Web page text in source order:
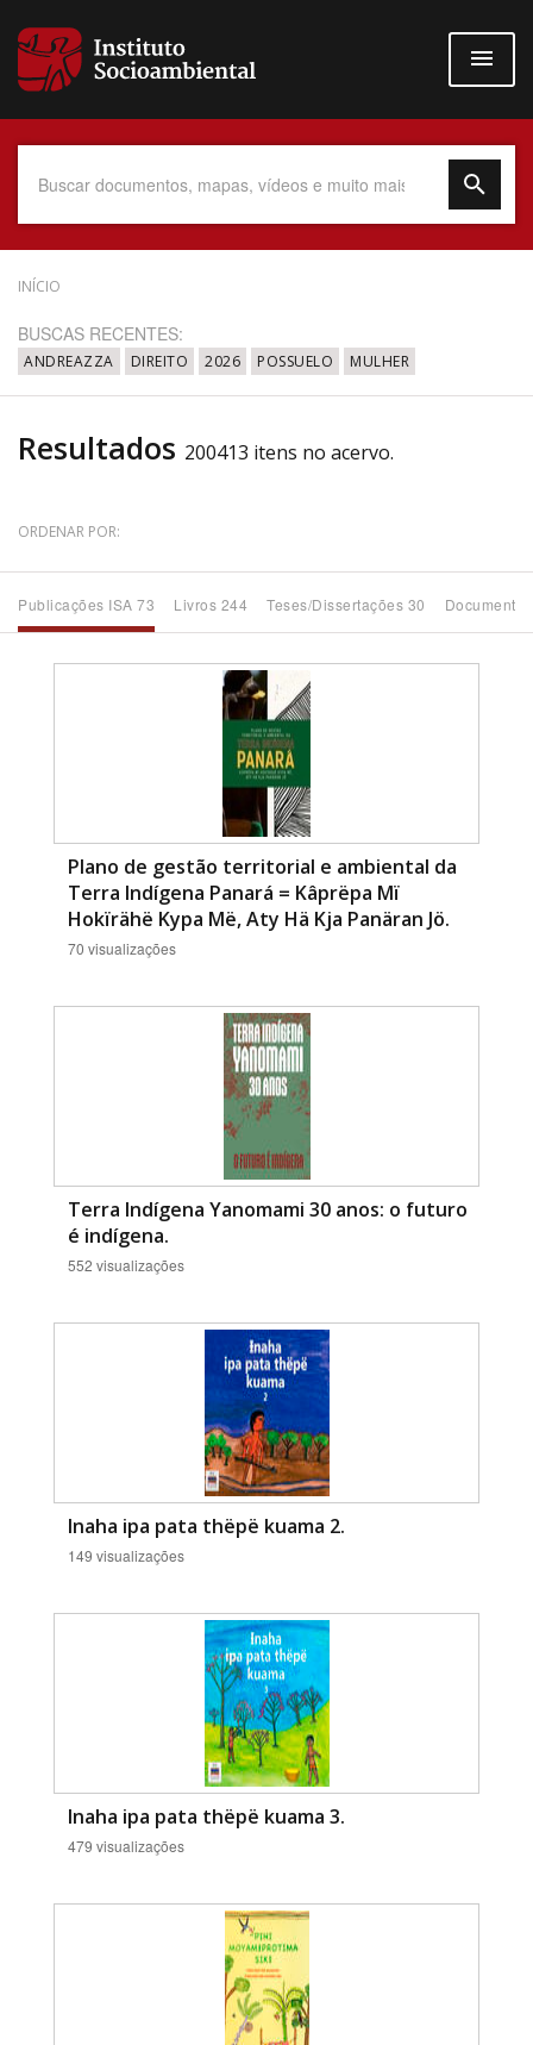
para
conteúdo
Data do Documento
Até
Povo Indígena
Área Protegida
BUSCAR
INÍCIO
BUSCAS RECENTES:
ANDREAZZA DIREITO 2026 POSSUELO MULHER
Resultados 200413 itens no acervo.
ORDENAR POR:
Publicações ISA 73 Livros 244 Teses/Dissertações 30
Plano de gestão territorial e ambiental da
Terra Indígena Panará = Kâprëpa Mï
Hokïrähë Kypa Më, Aty Hä Kja Panäran Jö.
70 visualizações
Terra Indígena Yanomami 30 anos: o futuro
é indígena.
552 visualizações
Inaha ipa pata thëpë kuama 2.
149 visualizações
Inaha ipa pata thëpë kuama 3.
479 visualizações